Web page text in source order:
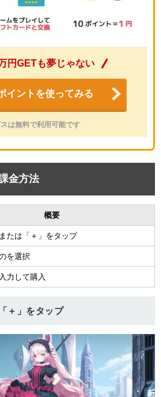
円GETも夢じゃない
イントを使ってみる
は無料で利用可能です
金方法
概要
たは「＋」をタップ
を選択
力して購入
＋」をタップ